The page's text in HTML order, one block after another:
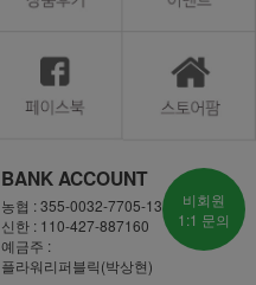
BANK ACCOUNT
농협 : 355-0032-7705-13
신한 : 110-427-887160
예금주 :
플라워리퍼블릭(박상현)
비회원
1:1 문의